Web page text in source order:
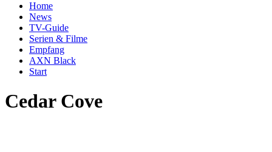
Home
News
TV-Guide
Serien & Filme
Empfang
AXN Black
Start
Cedar Cove